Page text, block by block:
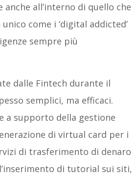
anche all’interno di quello che
come i ‘digital addicted’
sempre più
dalle Fintech durante il
semplici, ma efficaci.
a supporto della gestione
di virtual card per i
di trasferimento di denaro
di tutorial sui siti,